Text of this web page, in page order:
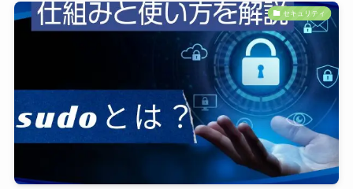
セキュリティ